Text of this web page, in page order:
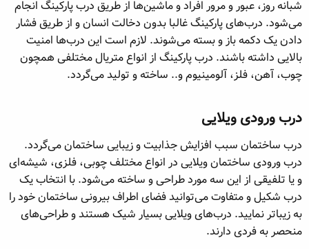
شبانه روز، عبور و مرور افراد و ماشین‌ها از طریق درب پارکینگ انجام
می‌شود. درب‌های پارکینگ غالبا بدون دخالت انسان و از طریق فشار
دادن یک دکمه باز و بسته می‌شوند. لازم است این درب‌ها امنیت
بالایی داشته باشند. درب پارکینگ از انواع متریال مختلفی همچون
چوب، آهن، فلز، آلومینیوم و.. ساخته و تولید می‌گردد.
درب ورودی ویلایی​
درب ساختمان سبب افزایش جذابیت و زیبایی ساختمان می‌گردد.
درب ورودی ساختمان ویلایی در انواع مختلف چوبی، فلزی، شیشه‌ای
و یا تلفیقی از این سه مورد طراحی و ساخته می‌شود. با انتخاب یک
درب شکیل و متفاوت می‌توانید فضای اطراف بیرونی ساختمان خود را
به زیباتر نمایید. درب‌های ویلایی بسیار شیک هستند و طراحی‌های
منحصر به فردی دارند.